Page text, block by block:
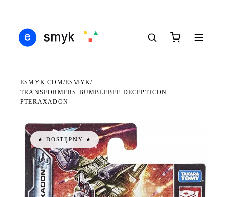
ESMYK.COM/ESMYK/
TRANSFORMERS BUMBLEBEE DECEPTICON
PTERAXADON
★ DOSTĘPNY ★